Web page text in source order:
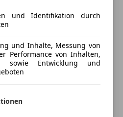
Radstand und verfügt
4-5
wurden bei 120.000
und Identifikation durch
und Inhalte, Messung von
Performance von Inhalten,
sowie Entwicklung und